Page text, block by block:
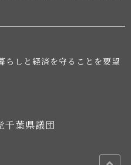
らしと経済を守ることを要望
葉県議団